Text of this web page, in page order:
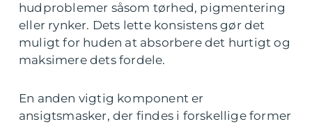
hudproblemer såsom tørhed, pigmentering
eller rynker. Dets lette konsistens gør det
muligt for huden at absorbere det hurtigt og
maksimere dets fordele.
En anden vigtig komponent er
ansigtsmasker, der findes i forskellige former